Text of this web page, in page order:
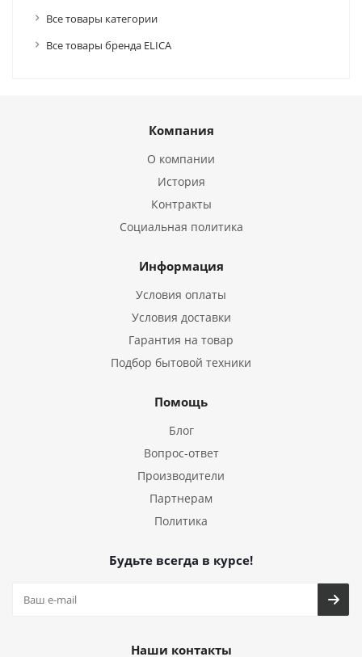
Все товары категории
Все товары бренда ELICA
Компания
О компании
История
Контракты
Социальная политика
Информация
Условия оплаты
Условия доставки
Гарантия на товар
Подбор бытовой техники
Помощь
Блог
Вопрос-ответ
Производители
Партнерам
Политика
Будьте всегда в курсе!
Наши контакты